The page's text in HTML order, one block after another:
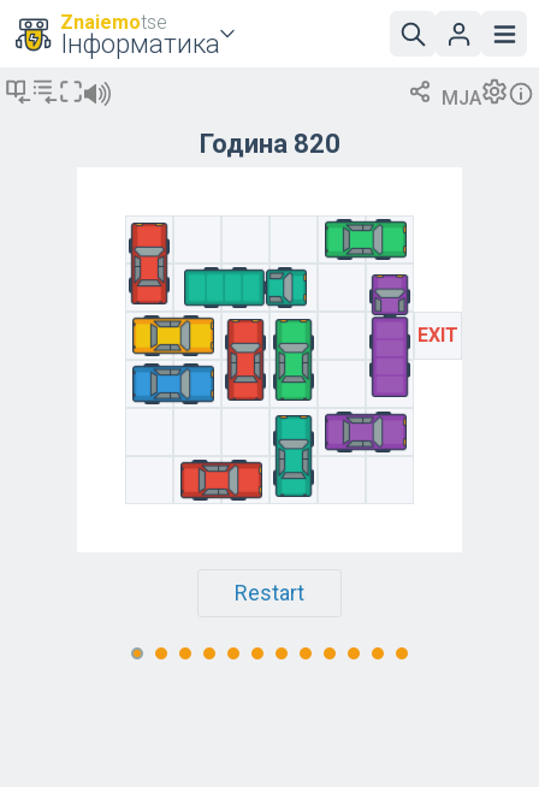
Znaiemotse
Інформатика
MJA
Година 820
EXIT
Restart